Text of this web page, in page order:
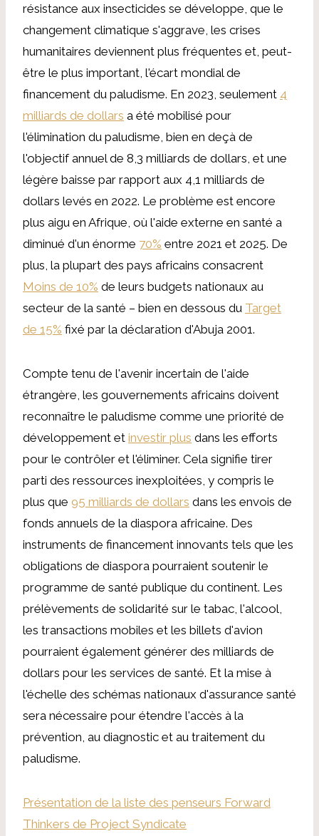
résistance aux insecticides se développe, que le
changement climatique s'aggrave, les crises
humanitaires deviennent plus fréquentes et, peut-
être le plus important, l'écart mondial de
financement du paludisme. En 2023, seulement 4
milliards de dollars a été mobilisé pour
l'élimination du paludisme, bien en deçà de
l'objectif annuel de 8,3 milliards de dollars, et une
légère baisse par rapport aux 4,1 milliards de
dollars levés en 2022. Le problème est encore
plus aigu en Afrique, où l'aide externe en santé a
diminué d'un énorme 70% entre 2021 et 2025. De
plus, la plupart des pays africains consacrent
Moins de 10% de leurs budgets nationaux au
secteur de la santé – bien en dessous du Target
de 15% fixé par la déclaration d'Abuja 2001.
Compte tenu de l'avenir incertain de l'aide
étrangère, les gouvernements africains doivent
reconnaître le paludisme comme une priorité de
développement et investir plus dans les efforts
pour le contrôler et l'éliminer. Cela signifie tirer
parti des ressources inexploitées, y compris le
plus que 95 milliards de dollars dans les envois de
fonds annuels de la diaspora africaine. Des
instruments de financement innovants tels que les
obligations de diaspora pourraient soutenir le
programme de santé publique du continent. Les
prélèvements de solidarité sur le tabac, l'alcool,
les transactions mobiles et les billets d'avion
pourraient également générer des milliards de
dollars pour les services de santé. Et la mise à
l'échelle des schémas nationaux d'assurance santé
sera nécessaire pour étendre l'accès à la
prévention, au diagnostic et au traitement du
paludisme.
Présentation de la liste des penseurs Forward
Thinkers de Project Syndicate